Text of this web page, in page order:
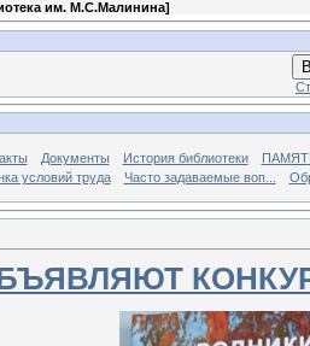
им. М.С.Малинина]
Документы История библиотеки
условий труда Часто задаваемые воп...